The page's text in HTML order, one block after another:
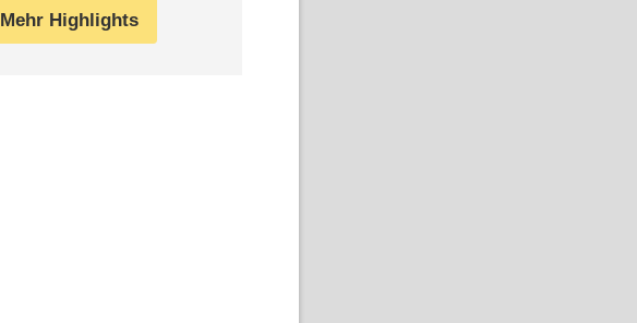
Mehr Highlights